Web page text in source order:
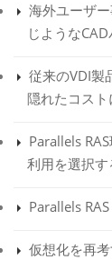
海外ユーザ
じような
従来のVDI製
隠れたコス
Parallels
利用を選択す
Parallels
仮想化を再